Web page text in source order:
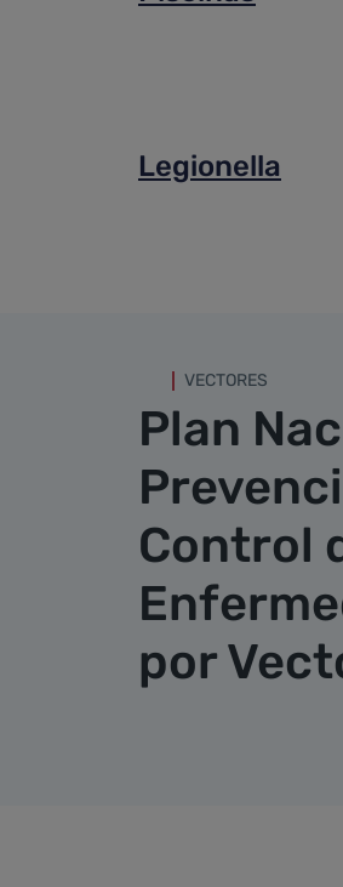
Legionella
VECTORES
Plan
Control
por